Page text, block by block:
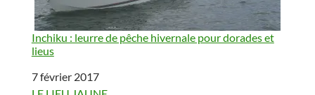
Inchiku : leurre de pêche hivernale pour dorades et
lieus
Date
7 février 2017